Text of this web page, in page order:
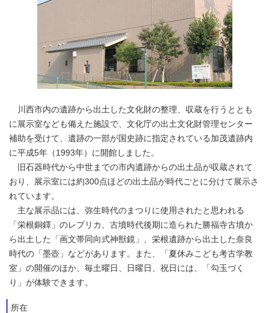
川西市内の遺跡から出土した文化財の整理、収蔵を行うととも
に展示室なども備えた施設で、文化庁の出土文化財管理センター
補助を受けて、遺跡の一部が国史跡に指定されている加茂遺跡内
に平成5年（1993年）に開館しました。
旧石器時代から中世までの市内遺跡からの出土品が収蔵されて
おり、展示室には約300点ほどの出土品が時代ごとに分けて展示さ
れています。
主な展示品には、弥生時代のまつりに使用されたと思われる
「栄根銅鐸」のレプリカ、古墳時代後期に造られた勝福寺古墳か
ら出土した「画文帯同向式神獣鏡」、栄根遺跡から出土した奈良
時代の「墨壺」などがあります。また、「夏休みこども考古学教
室」の開催のほか、毎土曜日、日曜日、祝日には、「勾玉づく
り」が体験できます。
所在